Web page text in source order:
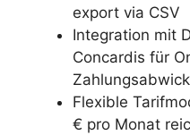
export via CSV
Integration mit
Concardis für
Flexible
€ pro Monat